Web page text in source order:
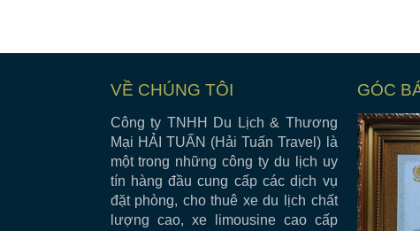
VỀ CHÚNG TÔI
Công ty TNHH Du Lịch & Thương
Mại HẢI TUẤN (Hải Tuấn Travel) là
một trong những công ty du lịch uy
tín hàng đầu cung cấp các dịch vụ
đặt phòng, cho thuê xe du lịch chất
lượng cao, xe limousine cao cấp
GÓC